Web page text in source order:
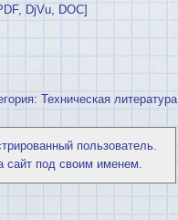
DjVu, DOC]
Техническая литература
пользователь.
сайт под своим именем.